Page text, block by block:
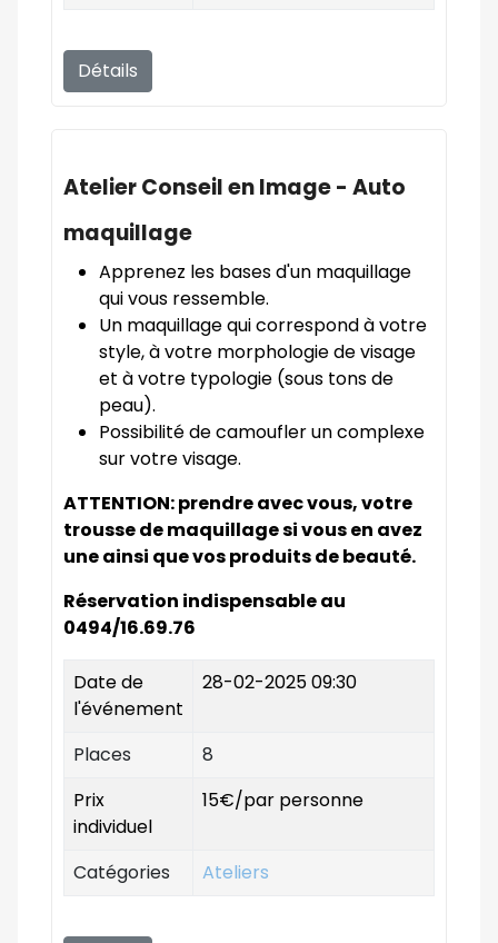
Détails
Atelier Conseil en Image - Auto
maquillage
Apprenez les bases d'un maquillage
qui vous ressemble.
Un maquillage qui correspond à votre
style, à votre morphologie de visage
et à votre typologie (sous tons de
peau).
Possibilité de camoufler un complexe
sur votre visage.
ATTENTION: prendre avec vous, votre
trousse de maquillage si vous en avez
une ainsi que vos produits de beauté.
Réservation indispensable au
0494/16.69.76
Date de
l'événement
28-02-2025 09:30
Places
8
Prix
individuel
15€/par personne
Catégories Ateliers